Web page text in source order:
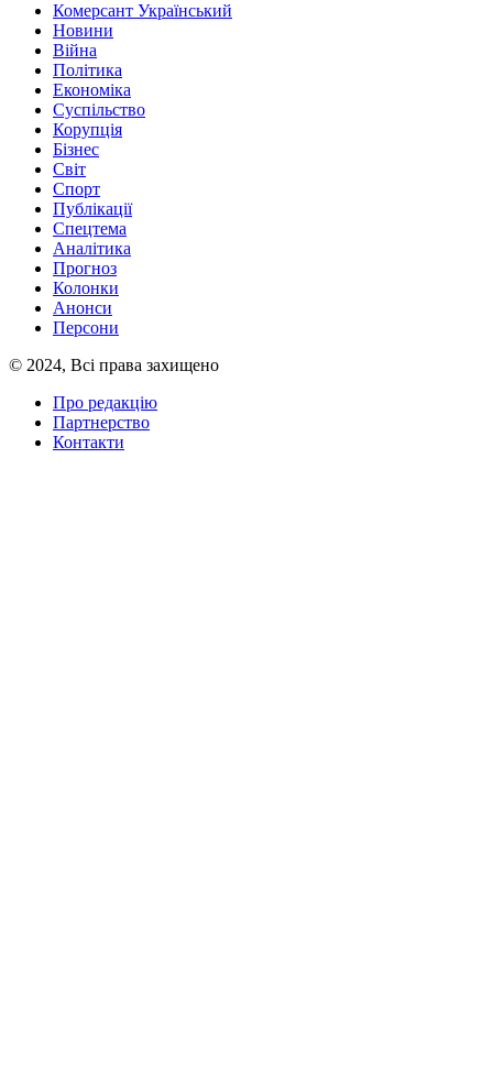
Комерсант Український
Новини
Війна
Політика
Економіка
Суспільство
Корупція
Бізнес
Світ
Спорт
Публікації
Спецтема
Аналітика
Прогноз
Колонки
Анонси
Персони
© 2024, Всі права захищено
Про редакцію
Партнерство
Контакти